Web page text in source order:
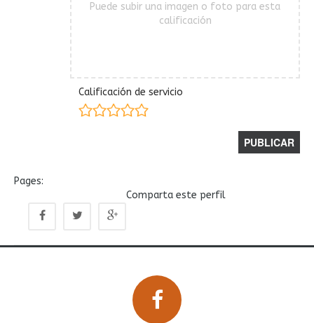
Puede subir una imagen o foto para esta
calificación
Calificación de servicio
Pages:
Comparta este perfil